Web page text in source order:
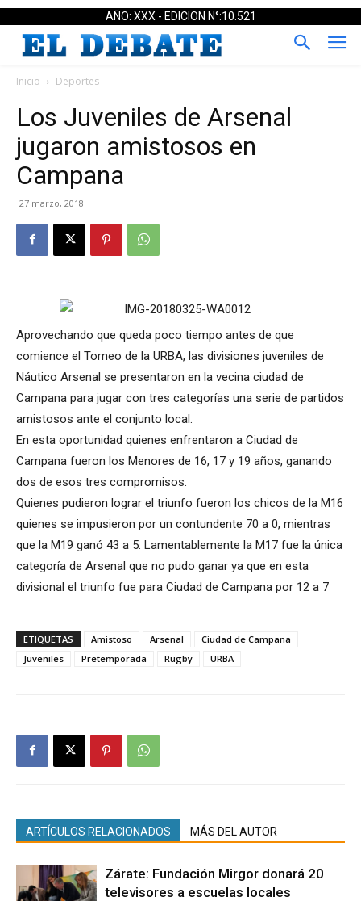
AÑO: XXX - EDICION N°:10.521
Inicio Deportes
Los Juveniles de Arsenal
jugaron amistosos en
Campana
27 marzo, 2018
Aprovechando que queda poco tiempo antes de que
comience el Torneo de la URBA, las divisiones juveniles de
Náutico Arsenal se presentaron en la vecina ciudad de
Campana para jugar con tres categorías una serie de partidos
amistosos ante el conjunto local.
En esta oportunidad quienes enfrentaron a Ciudad de
Campana fueron los Menores de 16, 17 y 19 años, ganando
dos de esos tres compromisos.
Quienes pudieron lograr el triunfo fueron los chicos de la M16
quienes se impusieron por un contundente 70 a 0, mientras
que la M19 ganó 43 a 5. Lamentablemente la M17 fue la única
categoría de Arsenal que no pudo ganar ya que en esta
divisional el triunfo fue para Ciudad de Campana por 12 a 7
ETIQUETAS Amistoso Arsenal
Ciudad de Campana
Juveniles
Pretemporada Rugby URBA
ARTÍCULOS RELACIONADOS MÁS DEL AUTOR
Zárate: Fundación Mirgor donará 20
televisores a escuelas locales